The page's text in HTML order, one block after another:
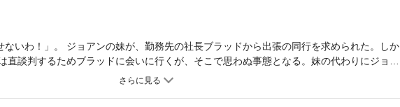
ないわ！」。 ジョアンの妹が、勤務先の社長ブラッドから出張の同行を求められた。しか
直談判するためブラッドに会いに行くが、そこで思わぬ事態となる。妹の代わりにジョア
。不安を抱きつつも、セクシーな彼の甘い誘いに抗えなくて!?